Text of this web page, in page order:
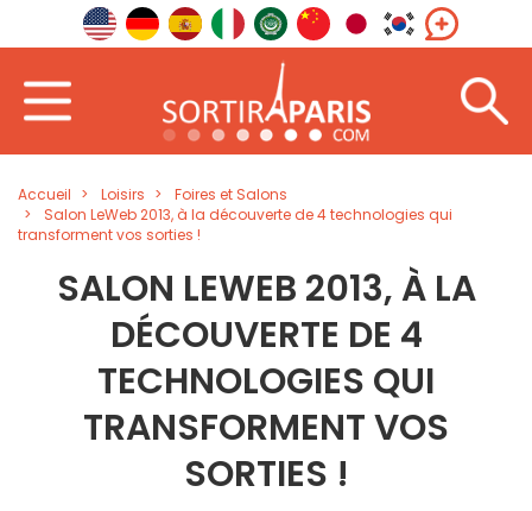
Accueil Loisirs
Foires et Salons
Salon LeWeb 2013, à la découverte de 4 technologies qui
transforment vos sorties !
SALON LEWEB 2013, À LA
DÉCOUVERTE DE 4
TECHNOLOGIES QUI
TRANSFORMENT VOS
SORTIES !